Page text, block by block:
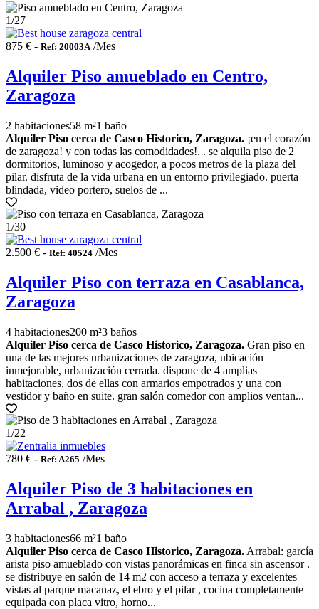
1/27
875 € - Ref: 20003A /Mes
Alquiler Piso amueblado en Centro,
Zaragoza
2 habitaciones58 m²1 baño
Alquiler Piso cerca de Casco Historico, Zaragoza. ¡en el corazón
de zaragoza! y con todas las comodidades!. . se alquila piso de 2
dormitorios, luminoso y acogedor, a pocos metros de la plaza del
pilar. disfruta de la vida urbana en un entorno privilegiado. puerta
blindada, video portero, suelos de ...
1/30
2.500 € - Ref: 40524 /Mes
Alquiler Piso con terraza en Casablanca,
Zaragoza
4 habitaciones200 m²3 baños
Alquiler Piso cerca de Casco Historico, Zaragoza. Gran piso en
una de las mejores urbanizaciones de zaragoza, ubicación
inmejorable, urbanización cerrada. dispone de 4 amplias
habitaciones, dos de ellas con armarios empotrados y una con
vestidor y baño en suite. gran salón comedor con amplios ventan...
1/22
780 € - Ref: A265 /Mes
Alquiler Piso de 3 habitaciones en
Arrabal , Zaragoza
3 habitaciones66 m²1 baño
Alquiler Piso cerca de Casco Historico, Zaragoza. Arrabal: garcía
arista piso amueblado con vistas panorámicas en finca sin ascensor .
se distribuye en salón de 14 m2 con acceso a terraza y excelentes
vistas al parque macanaz, el ebro y el pilar , cocina completamente
equipada con placa vitro, horno...